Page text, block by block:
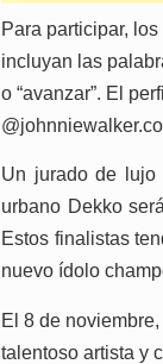
Para participar,
incluyan las
o “avanzar”. El
Un jurado de lujo
urbano Dekko
Estos finalistas
nuevo ídolo
El 8 de
talentoso artista y